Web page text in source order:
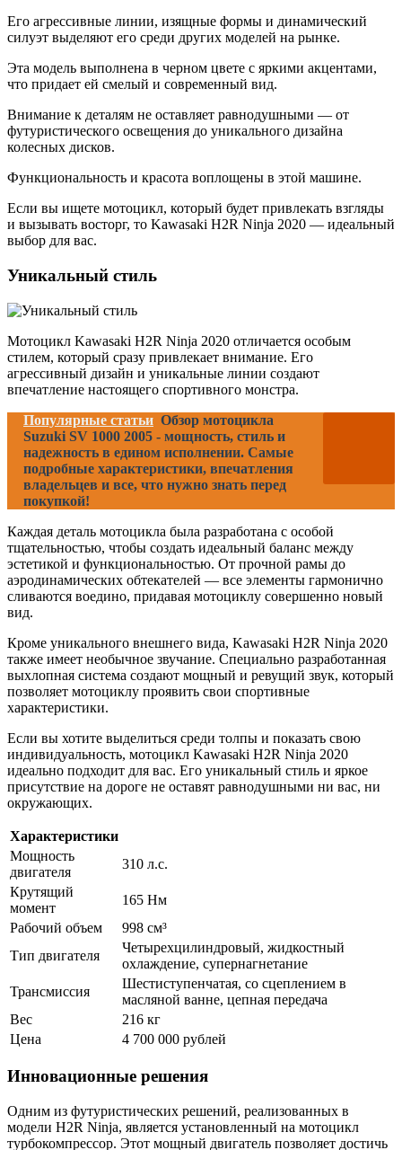
Его агрессивные линии, изящные формы и динамический
силуэт выделяют его среди других моделей на рынке.
Эта модель выполнена в черном цвете с яркими акцентами,
что придает ей смелый и современный вид.
Внимание к деталям не оставляет равнодушными — от
футуристического освещения до уникального дизайна
колесных дисков.
Функциональность и красота воплощены в этой машине.
Если вы ищете мотоцикл, который будет привлекать взгляды
и вызывать восторг, то Kawasaki H2R Ninja 2020 — идеальный
выбор для вас.
Уникальный стиль
Мотоцикл Kawasaki H2R Ninja 2020 отличается особым
стилем, который сразу привлекает внимание. Его
агрессивный дизайн и уникальные линии создают
впечатление настоящего спортивного монстра.
Популярные статьи Обзор мотоцикла
Suzuki SV 1000 2005 - мощность, стиль и
надежность в едином исполнении. Самые
подробные характеристики, впечатления
владельцев и все, что нужно знать перед
покупкой!
Каждая деталь мотоцикла была разработана с особой
тщательностью, чтобы создать идеальный баланс между
эстетикой и функциональностью. От прочной рамы до
аэродинамических обтекателей — все элементы гармонично
сливаются воедино, придавая мотоциклу совершенно новый
вид.
Кроме уникального внешнего вида, Kawasaki H2R Ninja 2020
также имеет необычное звучание. Специально разработанная
выхлопная система создают мощный и ревущий звук, который
позволяет мотоциклу проявить свои спортивные
характеристики.
Если вы хотите выделиться среди толпы и показать свою
индивидуальность, мотоцикл Kawasaki H2R Ninja 2020
идеально подходит для вас. Его уникальный стиль и яркое
присутствие на дороге не оставят равнодушными ни вас, ни
окружающих.
Характеристики
Мощность
двигателя
310 л.с.
Крутящий
момент
165 Нм
Рабочий объем
998 см³
Тип двигателя
Четырехцилиндровый, жидкостный
охлаждение, супернагнетание
Трансмиссия
Шестиступенчатая, со сцеплением в
масляной ванне, цепная передача
Вес
216 кг
Цена
4 700 000 рублей
Инновационные решения
Одним из футуристических решений, реализованных в
модели H2R Ninja, является установленный на мотоцикл
турбокомпрессор. Этот мощный двигатель позволяет достичь